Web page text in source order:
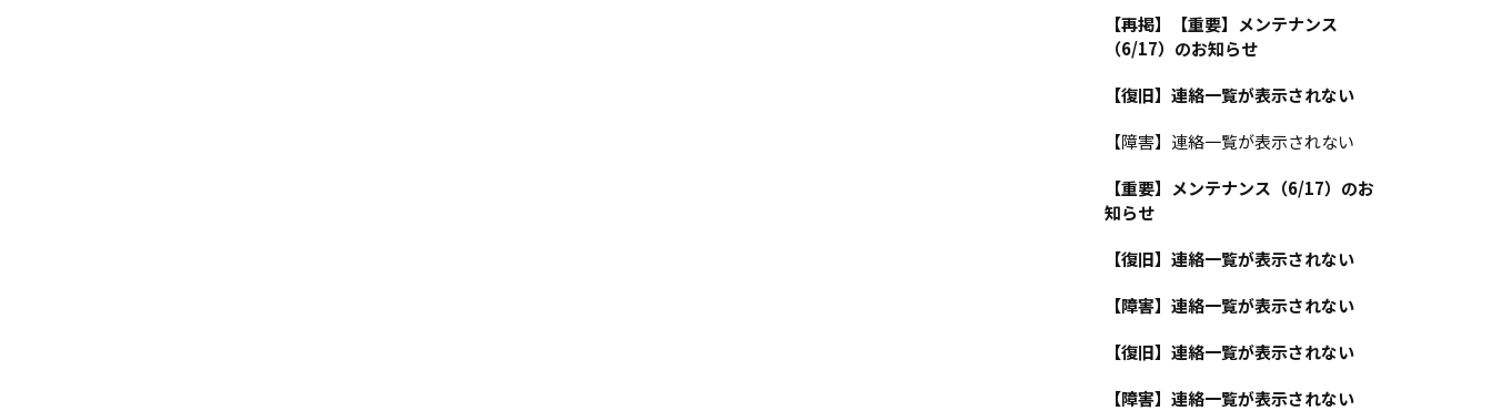
【再掲】【重要】メンテナンス
（6/17）のお知らせ
【復旧】連絡一覧が表示されない
【障害】連絡一覧が表示されない
【重要】メンテナンス（6/17）のお
知らせ
【復旧】連絡一覧が表示されない
【障害】連絡一覧が表示されない
【復旧】連絡一覧が表示されない
【障害】連絡一覧が表示されない